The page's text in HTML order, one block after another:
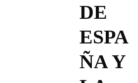
DE
ESPA
ÑA Y